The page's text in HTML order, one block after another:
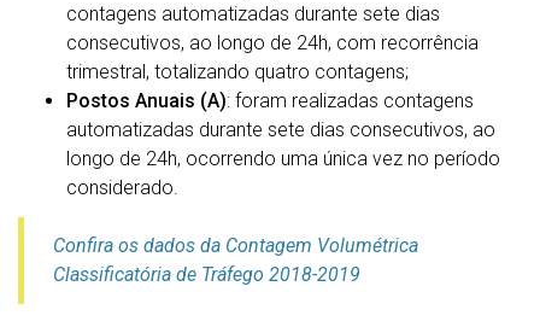
contagens automatizadas durante sete dias
consecutivos, ao longo de 24h, com recorrência
trimestral, totalizando quatro contagens;
Postos Anuais (A): foram realizadas contagens
automatizadas durante sete dias consecutivos, ao
longo de 24h, ocorrendo uma única vez no período
considerado.
Confira os dados da Contagem Volumétrica
Classificatória de Tráfego 2018-2019